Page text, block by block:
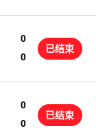
0
0
已结束
0
0
已结束